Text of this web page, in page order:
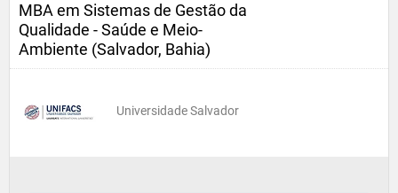
MBA em Sistemas de Gestão da
Qualidade - Saúde e Meio-
Ambiente (Salvador, Bahia)
Universidade Salvador